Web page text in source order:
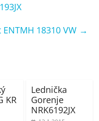
18310 VW →
KR
Lednička
Gorenje
NRK6192JX